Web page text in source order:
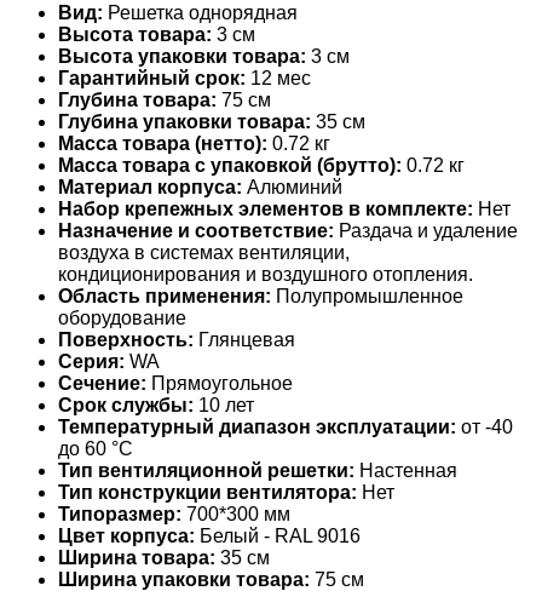
Вид: Решетка однорядная
Высота товара: 3 см
Высота упаковки товара: 3 см
Гарантийный срок: 12 мес
Глубина товара: 75 см
Глубина упаковки товара: 35 см
Масса товара (нетто): 0.72 кг
Масса товара с упаковкой (брутто): 0.72 кг
Материал корпуса: Алюминий
Набор крепежных элементов в комплекте: Нет
Назначение и соответствие: Раздача и удаление
воздуха в системах вентиляции,
кондиционирования и воздушного отопления.
Область применения: Полупромышленное
оборудование
Поверхность: Глянцевая
Серия: WA
Сечение: Прямоугольное
Срок службы: 10 лет
Температурный диапазон эксплуатации: от -40
до 60 °С
Тип вентиляционной решетки: Настенная
Тип конструкции вентилятора: Нет
Типоразмер: 700*300 мм
Цвет корпуса: Белый - RAL 9016
Ширина товара: 35 см
Ширина упаковки товара: 75 см